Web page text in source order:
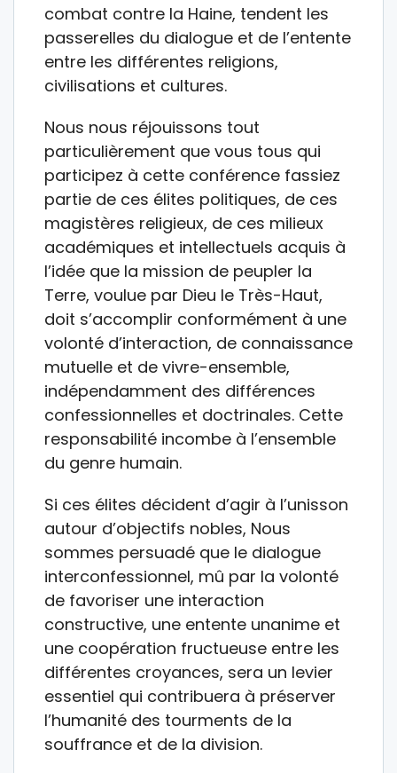
combat contre la Haine, tendent les
passerelles du dialogue et de l’entente
entre les différentes religions,
civilisations et cultures.
Nous nous réjouissons tout
particulièrement que vous tous qui
participez à cette conférence fassiez
partie de ces élites politiques, de ces
magistères religieux, de ces milieux
académiques et intellectuels acquis à
l’idée que la mission de peupler la
Terre, voulue par Dieu le Très-Haut,
doit s’accomplir conformément à une
volonté d’interaction, de connaissance
mutuelle et de vivre-ensemble,
indépendamment des différences
confessionnelles et doctrinales. Cette
responsabilité incombe à l’ensemble
du genre humain.
Si ces élites décident d’agir à l’unisson
autour d’objectifs nobles, Nous
sommes persuadé que le dialogue
interconfessionnel, mû par la volonté
de favoriser une interaction
constructive, une entente unanime et
une coopération fructueuse entre les
différentes croyances, sera un levier
essentiel qui contribuera à préserver
l’humanité des tourments de la
souffrance et de la division.